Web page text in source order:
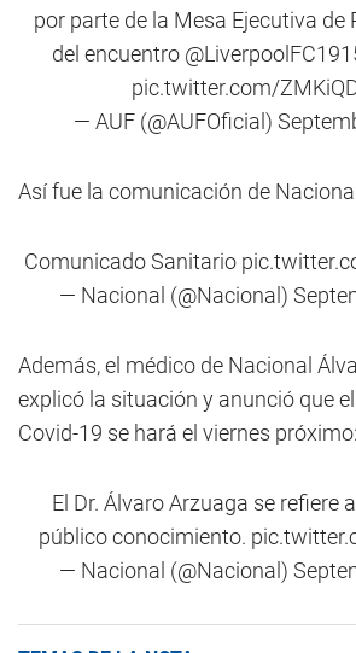
por parte de la Mesa Ejecutiva de
del encuentro
pic.twitter.com/
— AUF (@AUFOficial)
Así fue la comunicación de
Comunicado Sanitario
— Nacional (@Nacional)
Además, el médico de Nacional
explicó la situación y anunció que
Covid-19 se hará el viernes próximo:
El Dr. Álvaro Arzuaga se refiere
público conocimiento.
— Nacional (@Nacional)